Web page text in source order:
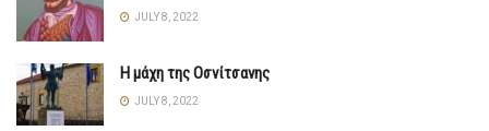
JULY 8, 2022
Η μάχη της Οσνίτσανης
JULY 8, 2022